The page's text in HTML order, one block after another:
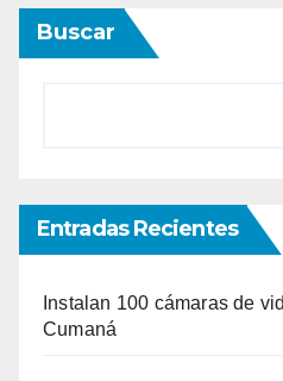
Buscar
Entradas Recientes
Instalan 100 cámaras de
Cumaná